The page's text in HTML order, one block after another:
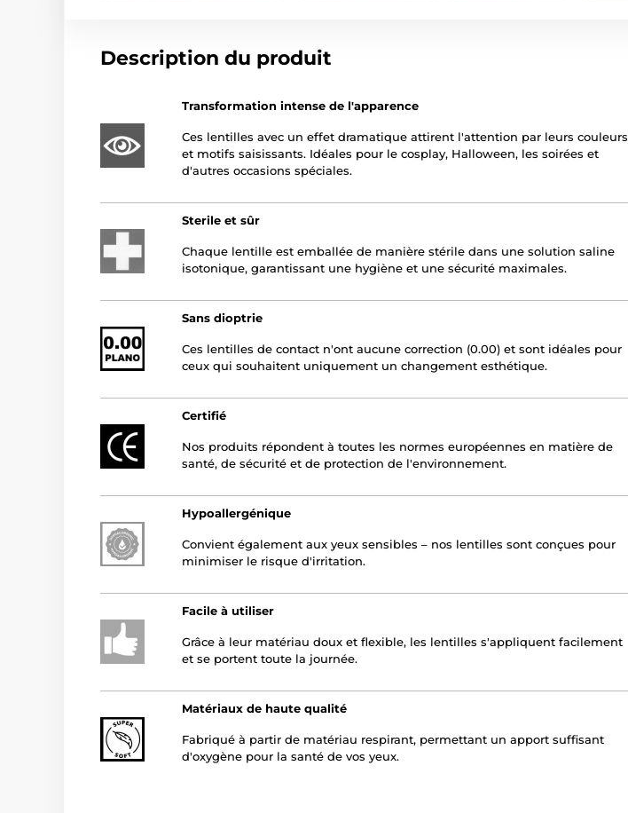
Description du produit
Transformation intense de l'apparence
Ces lentilles avec un effet dramatique attirent l'attention par leurs couleurs
et motifs saisissants. Idéales pour le cosplay, Halloween, les soirées et
d'autres occasions spéciales.
Sterile et sûr
Chaque lentille est emballée de manière stérile dans une solution saline
isotonique, garantissant une hygiène et une sécurité maximales.
Sans dioptrie
Ces lentilles de contact n'ont aucune correction (0.00) et sont idéales pour
ceux qui souhaitent uniquement un changement esthétique.
Certifié
Nos produits répondent à toutes les normes européennes en matière de
santé, de sécurité et de protection de l'environnement.
Hypoallergénique
Convient également aux yeux sensibles – nos lentilles sont conçues pour
minimiser le risque d'irritation.
Facile à utiliser
Grâce à leur matériau doux et flexible, les lentilles s'appliquent facilement
et se portent toute la journée.
Matériaux de haute qualité
Fabriqué à partir de matériau respirant, permettant un apport suffisant
d'oxygène pour la santé de vos yeux.